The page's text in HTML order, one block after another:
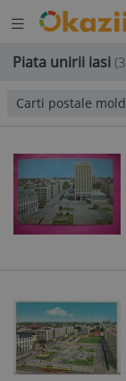
Deschide
meniul
Piata unirii iasi
Carti postale